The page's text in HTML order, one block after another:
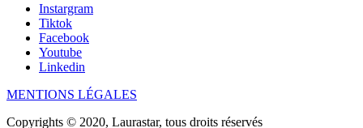
Instargram
Tiktok
Facebook
Youtube
Linkedin
MENTIONS LÉGALES
Copyrights © 2020, Laurastar, tous droits réservés